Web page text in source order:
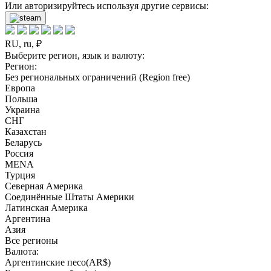
Или авторизируйтесь используя другие сервисы:
RU, ru, ₽
Выберите регион, язык и валюту:
Регион:
Без региональных ограничений (Region free)
Европа
Польша
Украина
СНГ
Казахстан
Беларусь
Россия
MENA
Турция
Северная Америка
Соединённые Штаты Америки
Латинская Америка
Аргентина
Азия
Все регионы
Валюта:
Аргентинские песо(AR$)